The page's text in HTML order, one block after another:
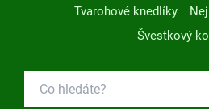
Tvarohové knedlíky
Švestkový